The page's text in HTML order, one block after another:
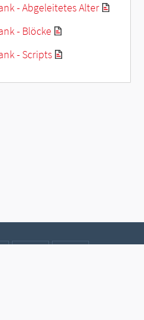
- Abgeleitetes Alter
- Blöcke
- Scripts